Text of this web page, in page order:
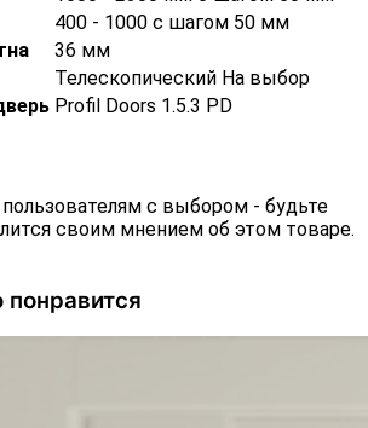
400 - 1000 с шагом 50 мм
36 мм
Телескопический На выбор
Profil Doors 1.5.3 PD
с выбором - будьте
своим мнением об этом товаре.